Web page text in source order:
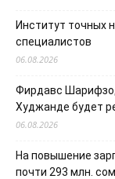
Институт точных
специалистов
06.08.2026
Фирдавс
Худжанде будет
06.08.2026
На повышение
почти 293 млн.